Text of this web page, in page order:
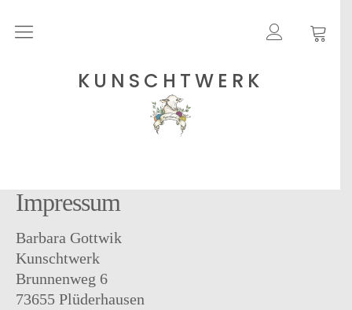
KUNSCHTWERK
Rohgarne
Strickanleitungen
Impressum
Barbara Gottwik
Kunschtwerk
Brunnenweg 6
73655 Plüderhausen